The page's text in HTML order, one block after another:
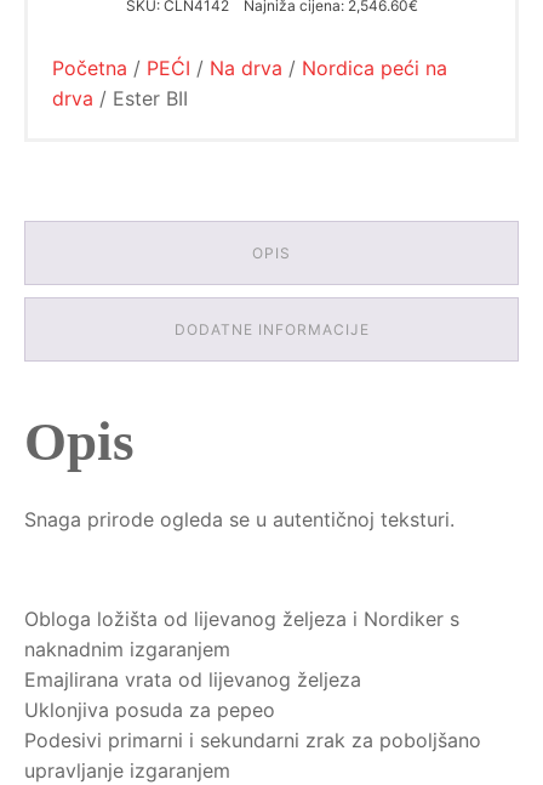
SKU: CLN4142 Najniža cijena: 2,546.60€
Početna / PEĆI / Na drva / Nordica peći na
drva / Ester BII
OPIS
DODATNE INFORMACIJE
Opis
Snaga prirode ogleda se u autentičnoj teksturi.
Obloga ložišta od lijevanog željeza i Nordiker s
naknadnim izgaranjem
Emajlirana vrata od lijevanog željeza
Uklonjiva posuda za pepeo
Podesivi primarni i sekundarni zrak za poboljšano
upravljanje izgaranjem